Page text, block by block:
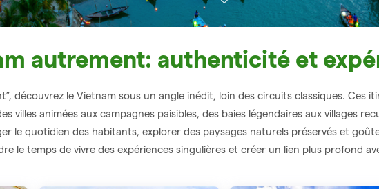
autrement: authenticité et
découvrez le Vietnam sous un angle inédit, loin des circuits classiques. Ces
villes animées aux campagnes paisibles, des baies légendaires aux villages
le quotidien des habitants, explorer des paysages naturels préservés et
le temps de vivre des expériences singulières et créer un lien plus profond